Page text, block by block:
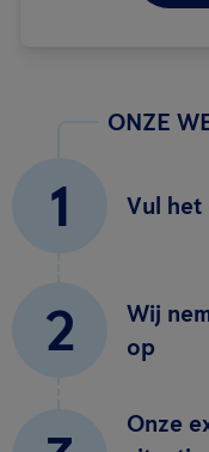
ONZE
1 Vul
2
Wij
op
Onze